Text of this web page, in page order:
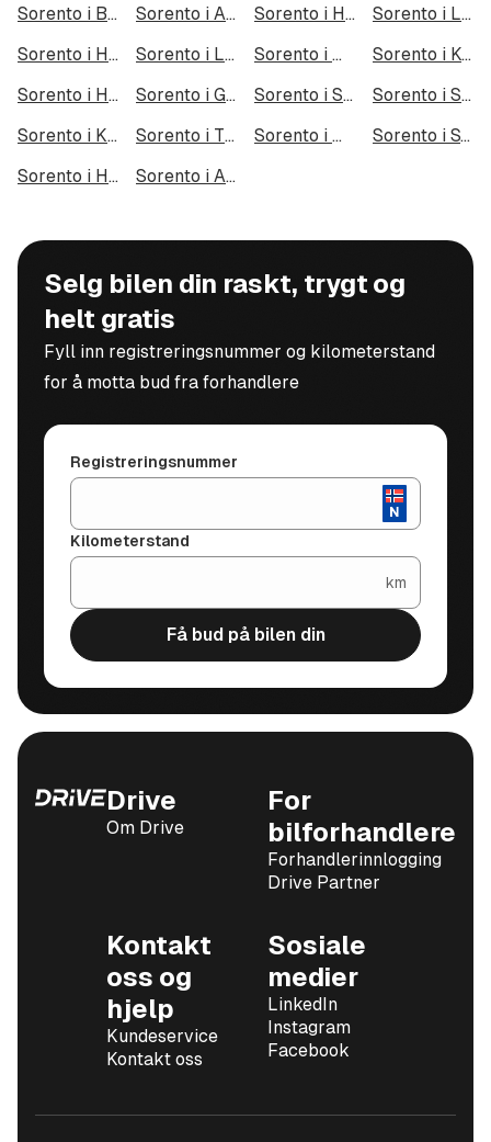
Sorento i Bodø
Sorento i Arendal Sorento i Hamar
Sorento i Larvik
Sorento i Halden
Sorento i Lillehammer Sorento i Molde
Sorento i Kongsberg
Sorento i Harstad
Sorento i Gjøvik Sorento i Sarpsborg
Sorento i Sandefjord
Sorento i Kristiansund
Sorento i Tromsdalen Sorento i Narvik
Sorento i Steinkjer
Sorento i Haugesund
Sorento i Alta
Selg bilen din raskt, trygt og
helt gratis
Fyll inn registreringsnummer og kilometerstand
for å motta bud fra forhandlere
Registreringsnummer
Kilometerstand
km
Få bud på bilen din
Drive
Om Drive
For
bilforhandlere
Forhandlerinnlogging
Drive Partner
Kontakt
oss og
hjelp
Kundeservice
Kontakt oss
Sosiale
medier
LinkedIn
Instagram
Facebook